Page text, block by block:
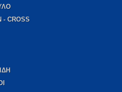
- CROSS